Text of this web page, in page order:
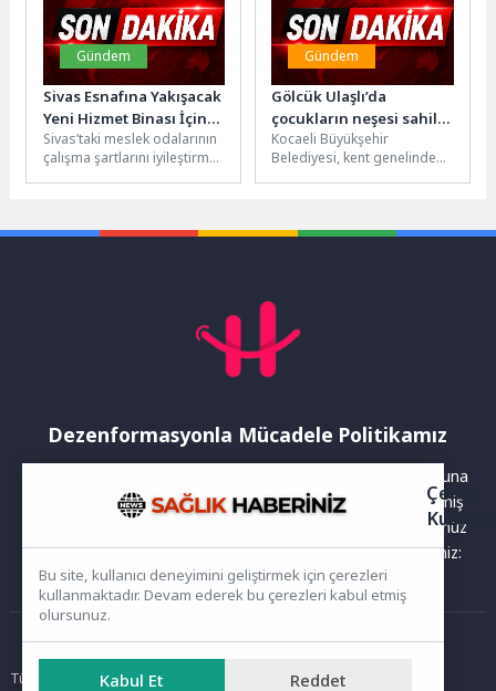
Gündem
Sivas Esnafına Yakışacak
Yeni Hizmet Binası İçin
İmzalar Atıldı
Sivas’taki meslek odalarının
çalışma şartlarını iyileştirmek
Gündem
Gölcük Ulaşlı’da
çocukların neşesi sahile
taşınacak
Kocaeli Büyükşehir
Belediyesi, kent genelinde
aralıksız...
Dezenformasyonla Mücadele Politikamız
Yayınlanan haberler doğruluk ilkesi gözetilerek hazırlanır. Buna
rağmen bazı içeriklerde eksik, hatalı veya güncelliğini yitirmiş
bilgiler bulunabilir.Yanlış veya yanıltıcı olduğunu düşündüğünüz
haberleri aşağıdaki iletişim kanallarından bize bildirebilirsiniz:
Ana Sayfa
Tüm hakları saklıdır. Sitede yer alan içerikler izinsiz kopyalanamaz,
Çerez
Bu site, kullanıcı deneyimini geliştirmek için çerezleri
kullanmaktadır. Devam ederek bu çerezleri kabul etmiş
olursunuz.
Kabul Et Reddet